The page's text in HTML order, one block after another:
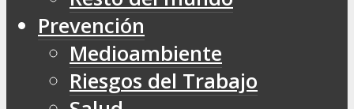
Prevención
Medioambiente
Riesgos del Trabajo